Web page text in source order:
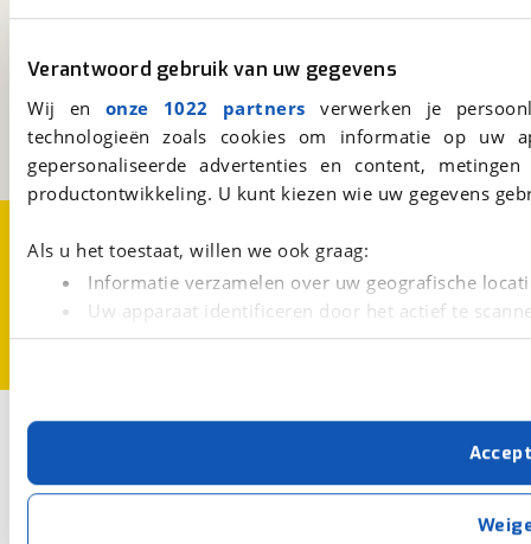
Verantwoord gebruik van uw gegevens
Wij en onze 1022 partners verwerken je
technologieën zoals cookies om informatie op
gepersonaliseerde advertenties en content,
productontwikkeling. U kunt kiezen wie uw gegevens
Als u het toestaat, willen we ook graag:
Informatie verzamelen over uw geografische
Uw apparaat identificeren door het actief te
Lees meer over hoe uw persoonlijke gegevens worden
Met cookies en vergelijkbare technieken zorgen we
cookies zorgen ervoor dat de website goed werkt.
verbeteren. We tonen je graag relevante advertenties
buiten onze website volgt – uiteraard op
Kosterijland15
Bunnik
Een initiatief van
BOVAG
CookievoorkeurenVacatures